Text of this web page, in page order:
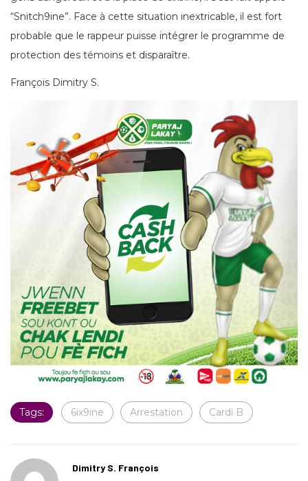
“Snitch9ine”. Face à cette situation inextricable, il est fort
probable que le rappeur puisse intégrer le programme de
protection des témoins et disparaître.
François Dimitry S.
Tags: 6ix9ine Arrestation Cardi B
Dimitry S. François